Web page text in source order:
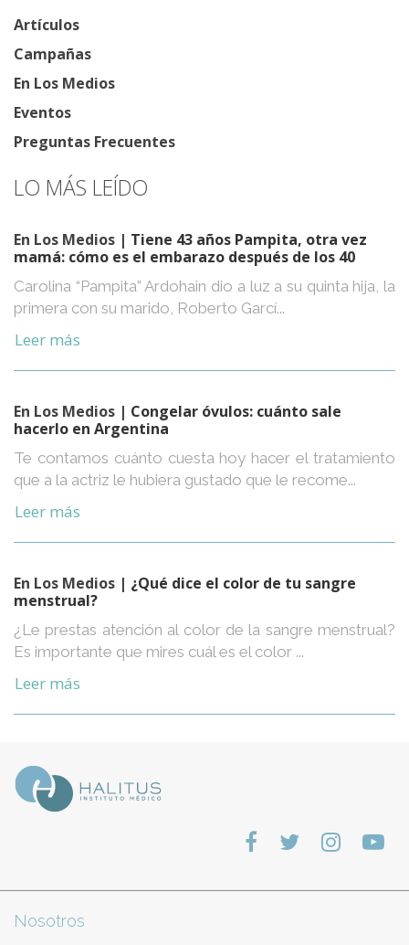
Artículos
Campañas
En Los Medios
Eventos
Preguntas Frecuentes
LO MÁS LEÍDO
En Los Medios | Tiene 43 años Pampita, otra vez
mamá: cómo es el embarazo después de los 40
Carolina “Pampita” Ardohain dio a luz a su quinta hija, la
primera con su marido, Roberto Garcí...
Leer más
En Los Medios | Congelar óvulos: cuánto sale
hacerlo en Argentina
Te contamos cuánto cuesta hoy hacer el tratamiento
que a la actriz le hubiera gustado que le recome...
Leer más
En Los Medios | ¿Qué dice el color de tu sangre
menstrual?
¿Le prestas atención al color de la sangre menstrual?
Es importante que mires cuál es el color ...
Leer más
Nosotros